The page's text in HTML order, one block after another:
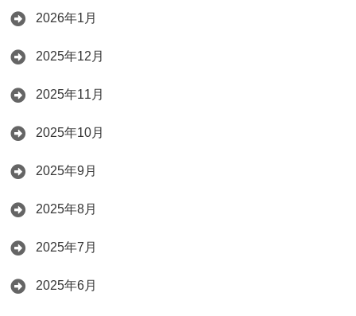
2026年1月
2025年12月
2025年11月
2025年10月
2025年9月
2025年8月
2025年7月
2025年6月